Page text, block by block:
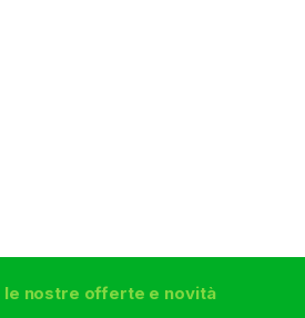
le nostre offerte e novità